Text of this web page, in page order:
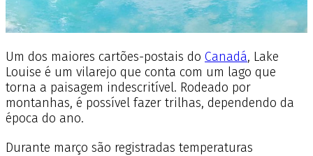
Um dos maiores cartões-postais do Canadá, Lake
Louise é um vilarejo que conta com um lago que
torna a paisagem indescritível. Rodeado por
montanhas, é possível fazer trilhas, dependendo da
época do ano.
Durante março são registradas temperaturas